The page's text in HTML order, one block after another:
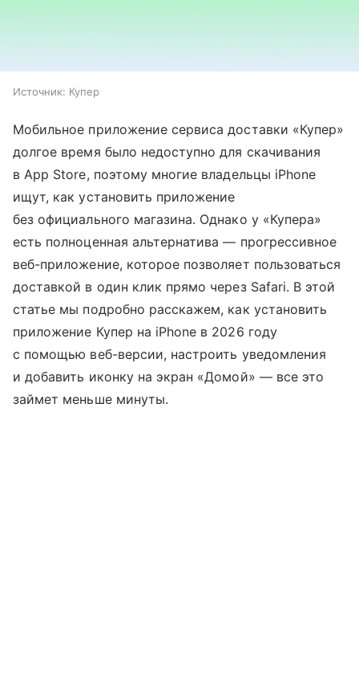
Источник: Купер
Мобильное приложение сервиса доставки «Купер»
долгое время было недоступно для скачивания
в App Store, поэтому многие владельцы iPhone
ищут, как установить приложение
без официального магазина. Однако у «Купера»
есть полноценная альтернатива — прогрессивное
веб-приложение, которое позволяет пользоваться
доставкой в один клик прямо через Safari. В этой
статье мы подробно расскажем, как установить
приложение Купер на iPhone в 2026 году
с помощью веб-версии, настроить уведомления
и добавить иконку на экран «Домой» — все это
займет меньше минуты.